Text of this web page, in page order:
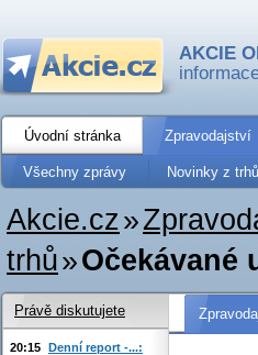
AKCIE
Úvodní stránka Zpravodajství
Všechny zprávy Novinky z trhů
Akcie.cz»
trhů»Očekávané
Právě diskutujete
20:15 Denní report -...: